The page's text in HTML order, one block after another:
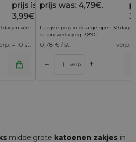
prijs is:
3,99€.
dagen vóór
= 10 st.
prijs was: 4,79€.
Laagste prijs in de afgelopen 30
de prijsverlaging: 3,89€.
0,78 € / st. 1 verp.
– verp. +
winkelwagen Toevoegen aan
middelgrote katoenen zakjes in